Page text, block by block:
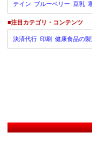
テイン ブルーベリー 豆乳
■注目カテゴリ・コンテンツ
決済代行 印刷 健康食品の